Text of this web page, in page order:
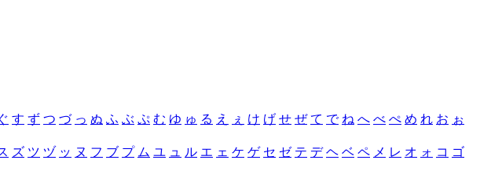
す ず つ づ っ ぬ ふ ぶ ぷ む ゆ ゅ る え ぇ け げ せ ぜ て で ね へ べ ぺ め れ お ぉ
ズ ツ ヅ ッ ヌ フ ブ プ ム ユ ュ ル エ ェ ケ ゲ セ ゼ テ デ ヘ ベ ペ メ レ オ ォ コ ゴ